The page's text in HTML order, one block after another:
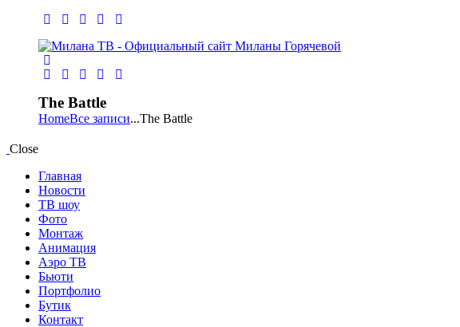
The Battle
HomeВсе записи...The Battle
Close
Главная
Новости
ТВ шоу
Фото
Монтаж
Анимация
Аэро ТВ
Бьюти
Портфолио
Бутик
Контакт